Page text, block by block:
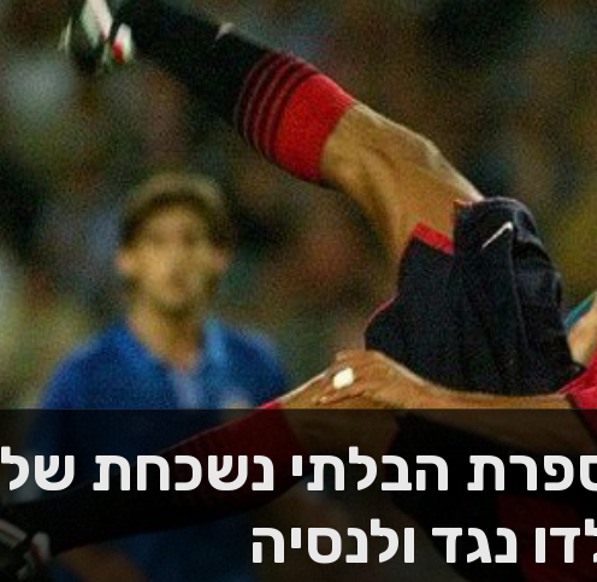
המספרת הבלתי נשכחת של
נגד ולנסיה